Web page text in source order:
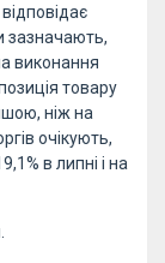
зазначають,
виконання
товару
ніж на
очікують,
в липні і на